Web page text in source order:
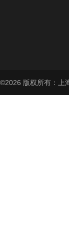
©2026 版权所有：上